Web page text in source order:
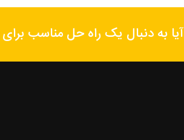
آیا به دنبال یک راه حل مناسب